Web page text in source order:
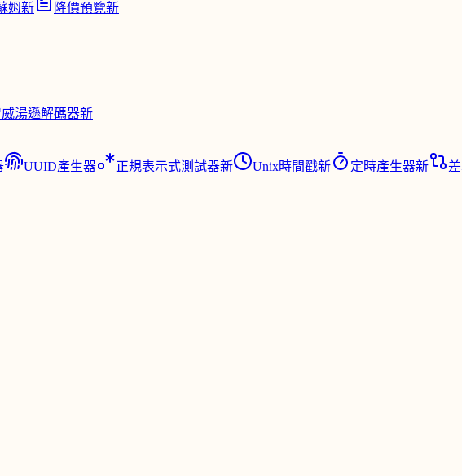
姆新 降價預覽新
湯遜解碼器新
UUID產生器 正規表示式測試器新 Unix時間戳新 定時產生器新